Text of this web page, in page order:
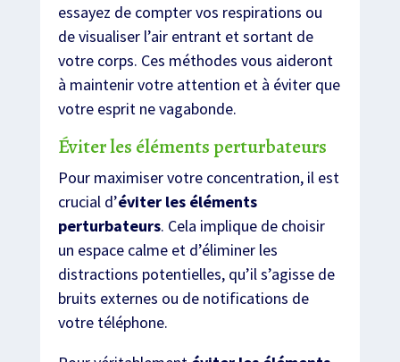
essayez de compter vos respirations ou
de visualiser l’air entrant et sortant de
votre corps. Ces méthodes vous aideront
à maintenir votre attention et à éviter que
votre esprit ne vagabonde.
Éviter les éléments perturbateurs
Pour maximiser votre concentration, il est
crucial d’éviter les éléments
perturbateurs. Cela implique de choisir
un espace calme et d’éliminer les
distractions potentielles, qu’il s’agisse de
bruits externes ou de notifications de
votre téléphone.